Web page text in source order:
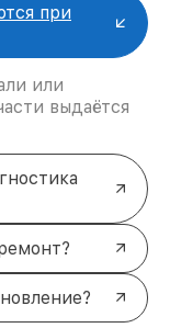
при
или
выдаётся